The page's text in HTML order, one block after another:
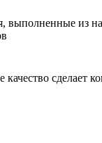
выполненные из
сделает